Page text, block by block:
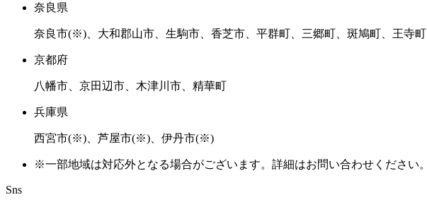
奈良県
奈良市(※)、大和郡山市、生駒市、香芝市、平群町、三郷町、斑鳩町、王寺町
京都府
八幡市、京田辺市、木津川市、精華町
兵庫県
西宮市(※)、芦屋市(※)、伊丹市(※)
※一部地域は対応外となる場合がございます。詳細はお問い合わせください。
Sns